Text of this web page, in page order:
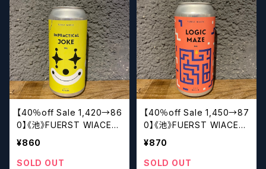
【40％off Sale 1,420→86
0】《池》FUERST WIACEK I
mpractical Joke
¥860
SOLD OUT
【40％off Sale 1,450→87
0】《池》FUERST WIACEK
Logic Maze
¥870
SOLD OUT